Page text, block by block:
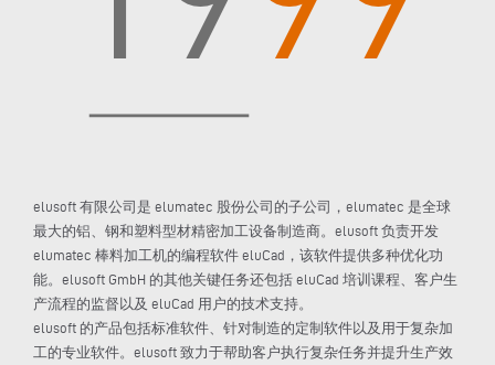
elusoft 有限公司是 elumatec 股份公司的子公司，elumatec 是全球
最大的铝、钢和塑料型材精密加工设备制造商。elusoft 负责开发
elumatec 棒料加工机的编程软件 eluCad，该软件提供多种优化功
能。elusoft GmbH 的其他关键任务还包括 eluCad 培训课程、客户生
产流程的监督以及 eluCad 用户的技术支持。
elusoft 的产品包括标准软件、针对制造的定制软件以及用于复杂加
工的专业软件。elusoft 致力于帮助客户执行复杂任务并提升生产效